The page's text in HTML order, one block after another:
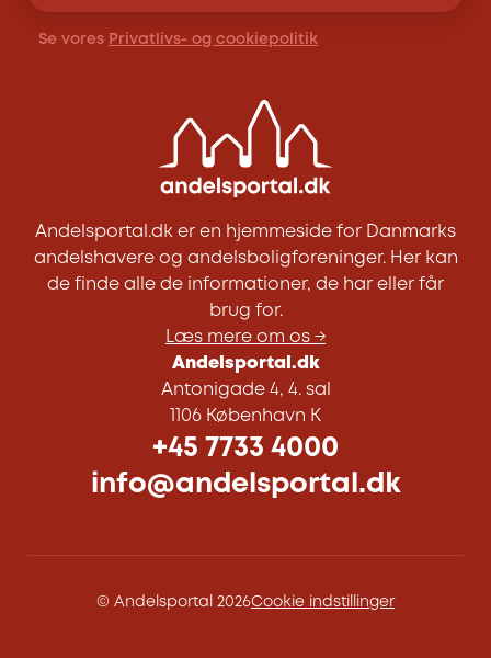
Se vores Privatlivs- og cookiepolitik
Andelsportal.dk er en hjemmeside for Danmarks
andelshavere og andelsboligforeninger. Her kan
de finde alle de informationer, de har eller får
brug for.
Læs mere om os →
Andelsportal.dk
Antonigade 4, 4. sal
1106 København K
+45 7733 4000
info@andelsportal.dk
© Andelsportal 2026Cookie indstillinger